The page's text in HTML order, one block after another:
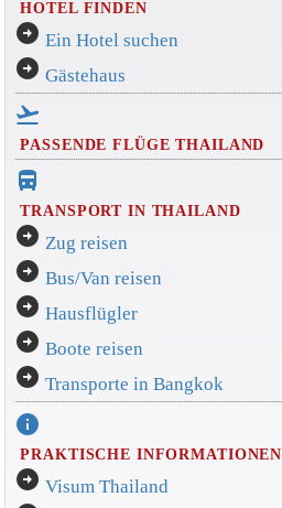
HOTEL FINDEN
arrow_circle_right Ein Hotel suchen
arrow_circle_right Gästehaus
flight_takeoff
PASSENDE FLÜGE THAILAND
directions_bus_filled
TRANSPORT IN THAILAND
arrow_circle_right Zug reisen
arrow_circle_right Bus/Van reisen
arrow_circle_right Hausflügler
arrow_circle_right Boote reisen
arrow_circle_right Transporte in Bangkok
info
PRAKTISCHE INFORMATIONEN
arrow_circle_right Visum Thailand